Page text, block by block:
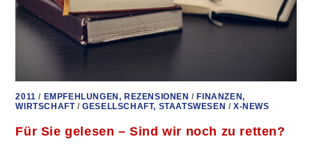
2011 / EMPFEHLUNGEN, REZENSIONEN / FINANZEN,
WIRTSCHAFT/GESELLSCHAFT, STAATSWESEN /X-NEWS
Für Sie gelesen – Sind wir noch zu retten?